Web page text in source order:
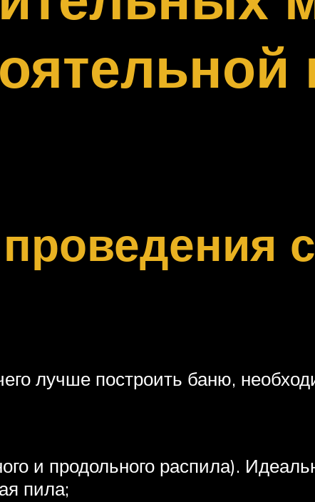
лучше построить баню,
и продольного распила).
пила;